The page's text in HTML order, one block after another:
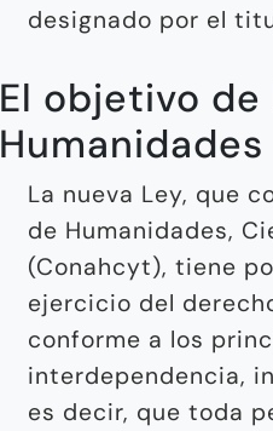
designado por el
El objetivo de
Humanidades
La nueva Ley, que
de Humanidades,
(Conahcyt), tiene
ejercicio del
conforme a los
interdependencia,
es decir, que toda